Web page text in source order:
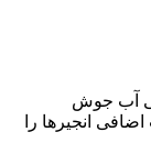
را